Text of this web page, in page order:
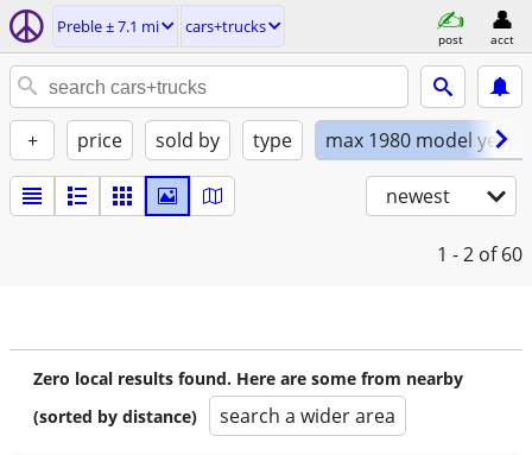
Preble ± 7.1 mi cars+trucks
post acct
+ price sold by type max 1980 model year
newest
1 - 2 of 60
Zero local results found. Here are some from nearby
(sorted by distance)
search a wider area